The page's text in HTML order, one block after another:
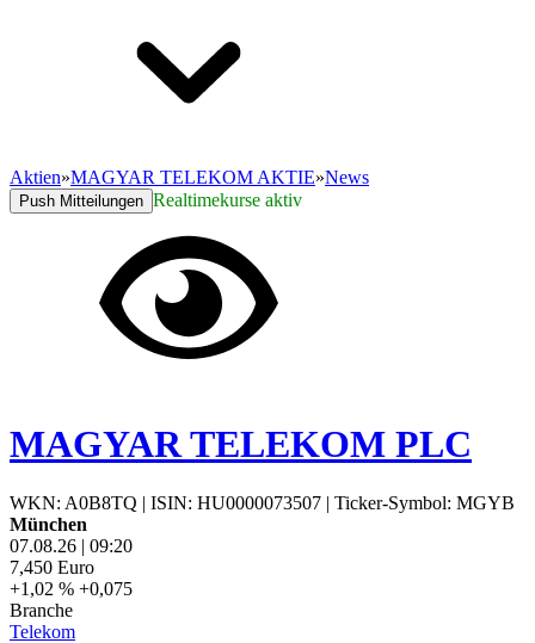
Aktien»MAGYAR TELEKOM AKTIE»News
Push Mitteilungen Realtimekurse aktiv
MAGYAR TELEKOM PLC
WKN: A0B8TQ | ISIN: HU0000073507 | Ticker-Symbol: MGYB
München
07.08.26 | 09:20
7,450 Euro
+1,02 % +0,075
Branche
Telekom